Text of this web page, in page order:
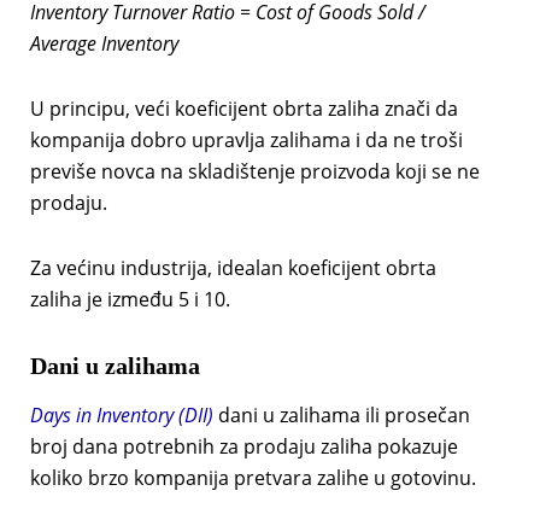
Inventory Turnover Ratio = Cost of Goods Sold /
Average Inventory
U principu, veći koeficijent obrta zaliha znači da
kompanija dobro upravlja zalihama i da ne troši
previše novca na skladištenje proizvoda koji se ne
prodaju.
Za većinu industrija, idealan koeficijent obrta
zaliha je između 5 i 10.
Dani u zalihama
Days in Inventory (DII) dani u zalihama ili prosečan
broj dana potrebnih za prodaju zaliha pokazuje
koliko brzo kompanija pretvara zalihe u gotovinu.